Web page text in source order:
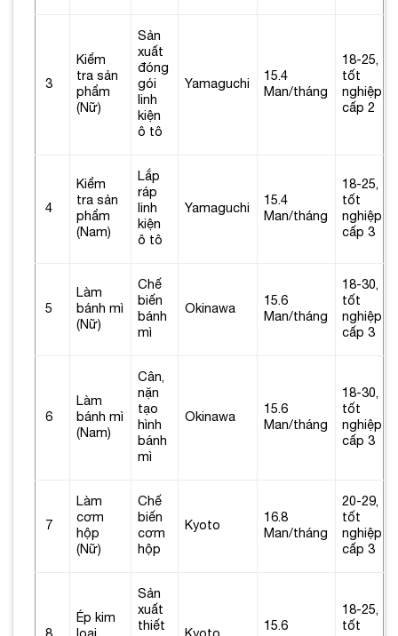
3
Kiểm
tra sản
phẩm
(Nữ)
Sản
xuất
đóng
gói
linh
kiện
ô tô
Yamaguchi
15.4
Man/tháng
18-25,
tốt
nghiệp
cấp 2
4
Kiểm
tra sản
phẩm
(Nam)
Lắp
ráp
linh
kiện
ô tô
Yamaguchi
15.4
Man/tháng
18-25,
tốt
nghiệp
cấp 3
5
Làm
bánh mì
(Nữ)
Chế
biến
bánh
mì
Okinawa
15.6
Man/tháng
18-30,
tốt
nghiệp
cấp 3
6
Làm
bánh mì
(Nam)
Cân,
nặn
tạo
hình
bánh
mì
Okinawa
15.6
Man/tháng
18-30,
tốt
nghiệp
cấp 3
7
Làm
cơm
hộp
(Nữ)
Chế
biến
cơm
hộp
Kyoto
16.8
Man/tháng
20-29,
tốt
nghiệp
cấp 3
Ép kim
Sản
xuất
thiết
15.6
18-25,
tốt